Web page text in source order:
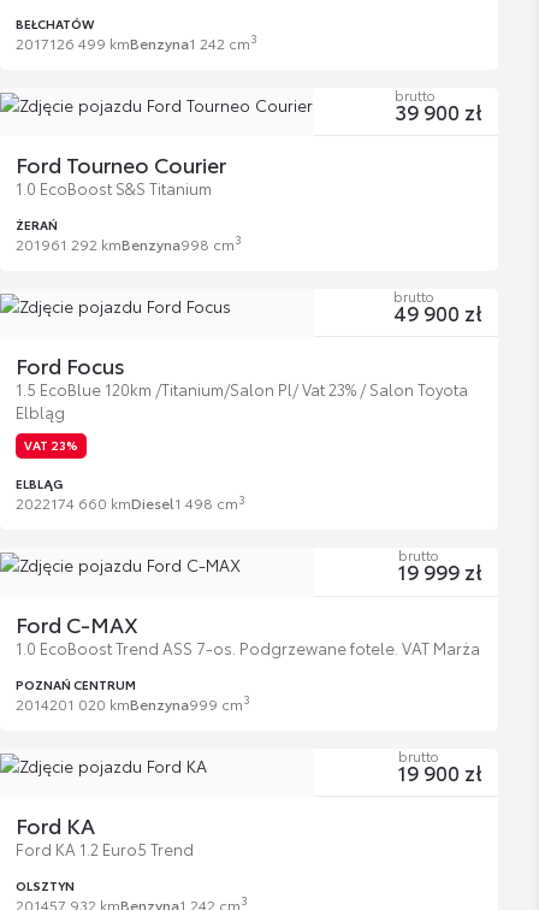
BEŁCHATÓW
2017126 499 kmBenzyna1 242 cm3
Ford Tourneo Courier
1.0 EcoBoost S&S Titanium
ŻERAŃ
201961 292 kmBenzyna998 cm3
brutto
39 900 zł
Ford Focus
1.5 EcoBlue 120km /Titanium/Salon Pl/ Vat 23% / Salon Toyota
Elbląg
VAT 23%
ELBLĄG
2022174 660 kmDiesel1 498 cm3
brutto
49 900 zł
Ford C-MAX
1.0 EcoBoost Trend ASS 7-os. Podgrzewane fotele. VAT Marża
POZNAŃ CENTRUM
2014201 020 kmBenzyna999 cm3
brutto
19 999 zł
Ford KA
Ford KA 1.2 Euro5 Trend
OLSZTYN
201457 932 kmBenzyna1 242 cm3
brutto
19 900 zł